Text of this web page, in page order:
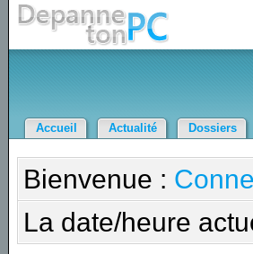
Accueil Actualité Dossiers
Bienvenue :
La date/heure